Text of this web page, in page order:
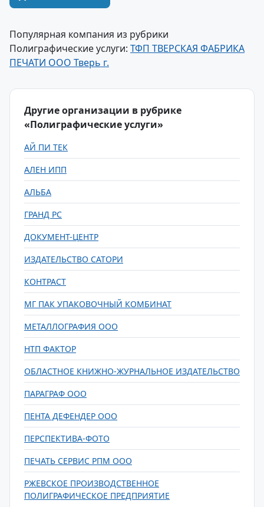
Популярная компания из рубрики
Полиграфические услуги: ТФП ТВЕРСКАЯ ФАБРИКА
ПЕЧАТИ ООО Тверь г.
Другие организации в рубрике
«Полиграфические услуги»
АЙ ПИ ТЕК
АЛЕН ИПП
АЛЬБА
ГРАНД РС
ДОКУМЕНТ-ЦЕНТР
ИЗДАТЕЛЬСТВО САТОРИ
КОНТРАСТ
МГ ПАК УПАКОВОЧНЫЙ КОМБИНАТ
МЕТАЛЛОГРАФИЯ ООО
НТП ФАКТОР
ОБЛАСТНОЕ КНИЖНО-ЖУРНАЛЬНОЕ ИЗДАТЕЛЬСТВО
ПАРАГРАФ ООО
ПЕНТА ДЕФЕНДЕР ООО
ПЕРСПЕКТИВА-ФОТО
ПЕЧАТЬ СЕРВИС РПМ ООО
РЖЕВСКОЕ ПРОИЗВОДСТВЕННОЕ
ПОЛИГРАФИЧЕСКОЕ ПРЕДПРИЯТИЕ